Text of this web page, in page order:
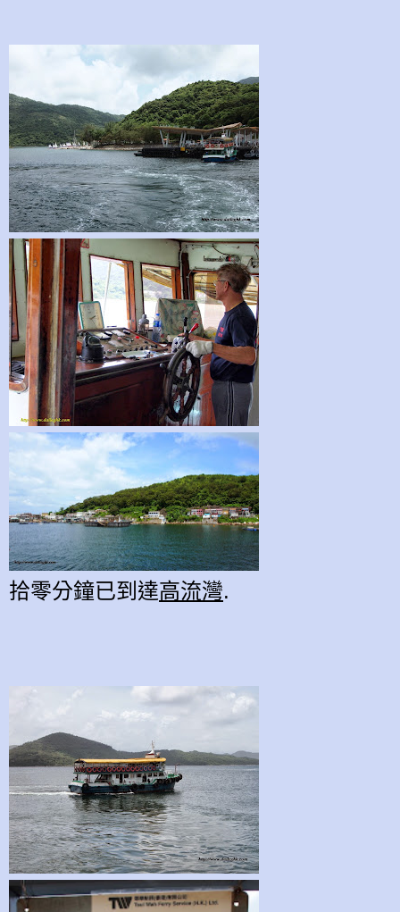
拾零分鐘已到達高流灣.